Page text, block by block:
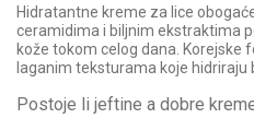
Hidratantne kreme za lice
ceramidima i biljnim ekstraktima
kože tokom celog dana. Korejske
laganim teksturama koje hidriraju
Postoje li jeftine a dobre